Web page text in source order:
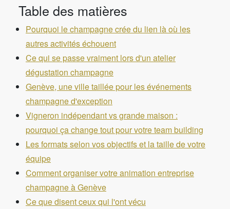
Table des matières
Pourquoi le champagne crée du lien là où les
autres activités échouent
Ce qui se passe vraiment lors d'un atelier
dégustation champagne
Genève, une ville taillée pour les événements
champagne d'exception
Vigneron indépendant vs grande maison :
pourquoi ça change tout pour votre team building
Les formats selon vos objectifs et la taille de votre
équipe
Comment organiser votre animation entreprise
champagne à Genève
Ce que disent ceux qui l'ont vécu